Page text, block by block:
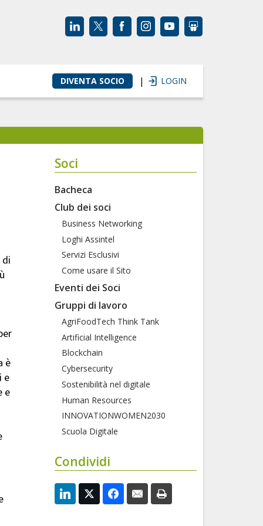
DIVENTA SOCIO | LOGIN
è
e
e
Soci
Bacheca
Club dei soci
Business Networking
Loghi Assintel
Servizi Esclusivi
Come usare il Sito
Eventi dei Soci
Gruppi di lavoro
AgriFoodTech Think Tank
Artificial Intelligence
Blockchain
Cybersecurity
Sostenibilità nel digitale
Human Resources
INNOVATIONWOMEN2030
Scuola Digitale
Condividi